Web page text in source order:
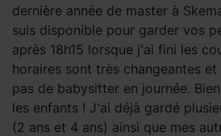
dernière année de master à
suis disponible pour garder vos
après 18h15 lorsque j'ai fini les
horaires sont très changeantes
pas de babysitter en journée.
les enfants ! J'ai déjà gardé
(2 ans et 4 ans) ainsi que mes